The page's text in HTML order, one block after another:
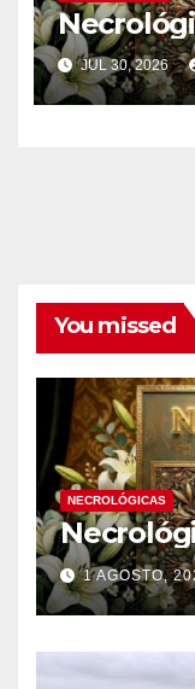
JUL 30, 2026
You missed
NECROLÓGICAS
1 AGOSTO,